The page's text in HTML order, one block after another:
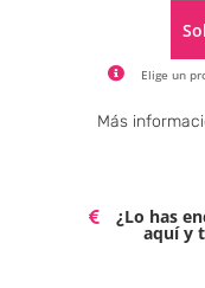
Elige un
Más
¿Lo has
aquí y